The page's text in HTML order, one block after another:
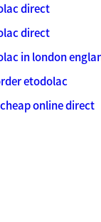
direct
direct
in london
etodolac
online direct